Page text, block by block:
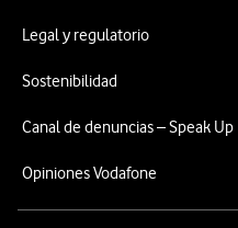
Legal y regulatorio
Sostenibilidad
Canal de denuncias – Speak Up
Opiniones Vodafone